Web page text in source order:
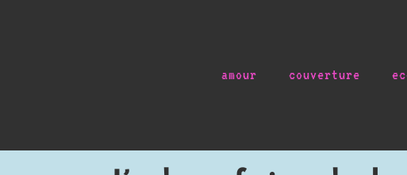
amour couverture